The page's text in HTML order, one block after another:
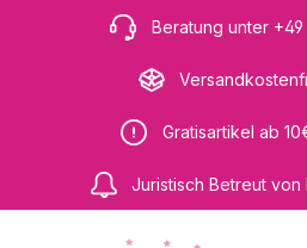
Zum Hauptinhalt springen
Beratung unter +49
Gratisartikel ab
Juristisch Betreut von